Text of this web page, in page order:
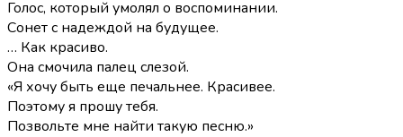
Голос, который умолял о воспоминании.
Сонет с надеждой на будущее.
… Как красиво.
Она смочила палец слезой.
«Я хочу быть еще печальнее. Красивее.
Поэтому я прошу тебя.
Позвольте мне найти такую песню.»